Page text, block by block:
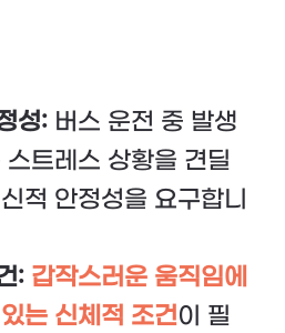
성: 버스 운전 중 발생
스트레스 상황을 견딜
적 안정성을 요구합니
: 갑작스러운 움직임에
는 신체적 조건이 필